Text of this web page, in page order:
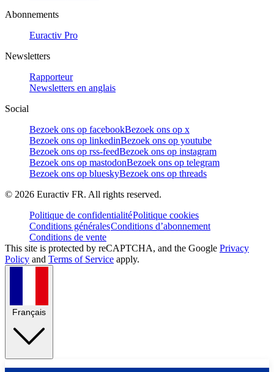
Abonnements
Euractiv Pro
Newsletters
Rapporteur
Newsletters en anglais
Social
Bezoek ons op facebookBezoek ons op x
Bezoek ons op linkedinBezoek ons op youtube
Bezoek ons op rss-feedBezoek ons op instagram
Bezoek ons op mastodonBezoek ons op telegram
Bezoek ons op blueskyBezoek ons op threads
© 2026 Euractiv FR. All rights reserved.
Politique de confidentialitéPolitique cookies
Conditions généralesConditions d’abonnement
Conditions de vente
This site is protected by reCAPTCHA, and the Google Privacy
Policy and Terms of Service apply.
Français